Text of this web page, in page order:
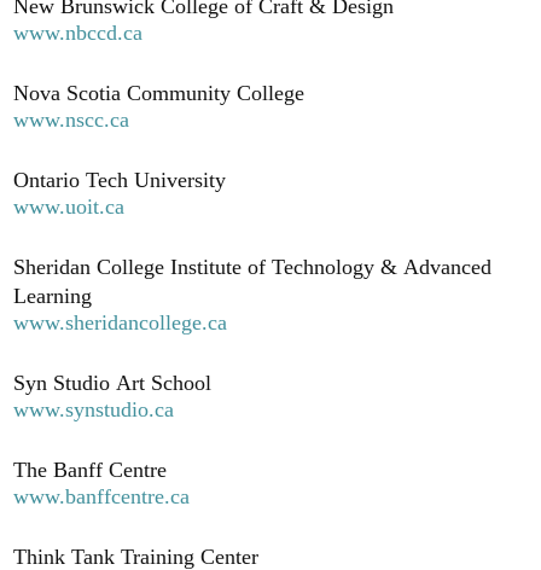
New Brunswick College of Craft & Design
www.nbccd.ca
Nova Scotia Community College
www.nscc.ca
Ontario Tech University
www.uoit.ca
Sheridan College Institute of Technology & Advanced
Learning
www.sheridancollege.ca
Syn Studio Art School
www.synstudio.ca
The Banff Centre
www.banffcentre.ca
Think Tank Training Center